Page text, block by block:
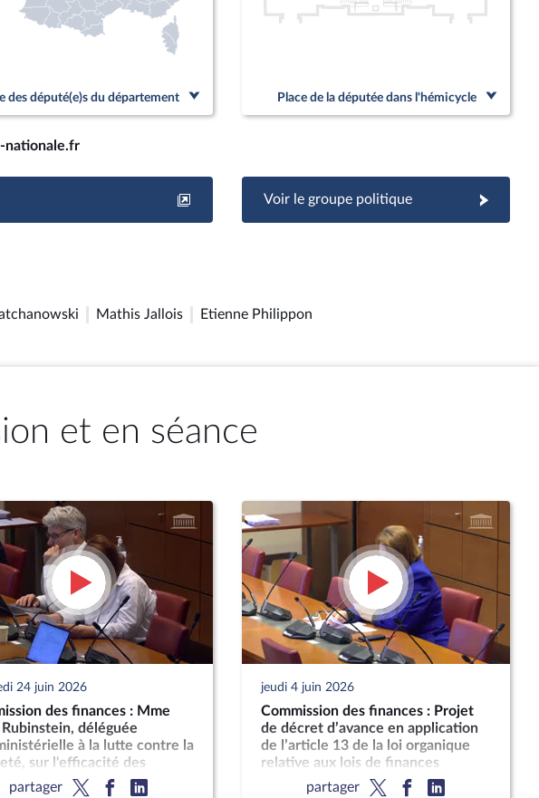
des député(e)s du département Place de la députée dans l'hémicycle
nationale.fr
Voir le groupe politique
Mathis Jallois Etienne Philippon
et en séance
24 juin 2026
des finances : Mme
déléguée
à la lutte contre la
sur l'efficacité des
de soutien à la
partager
jeudi 4 juin 2026
Commission des finances : Projet
de décret d’avance en application
de l’article 13 de la loi organique
relative aux lois de finances
partager